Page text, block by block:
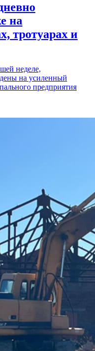
на
тротуарах и
неделе,
на усиленный
предприятия